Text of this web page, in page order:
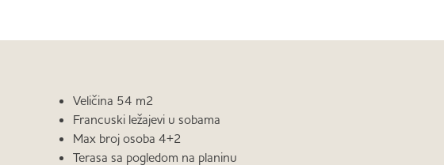
Veličina 54 m2
Francuski ležajevi u sobama
Max broj osoba 4+2
Terasa sa pogledom na planinu